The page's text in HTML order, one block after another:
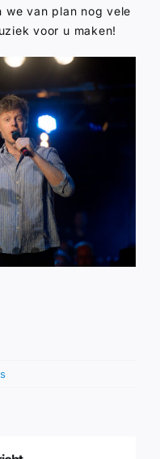
we van plan nog vele
voor u maken!